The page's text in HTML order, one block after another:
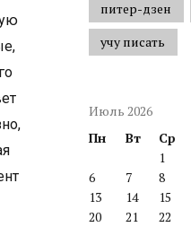
питер-дзен
учу писать
Июль 2026
Пн
Вт Ср
1
6
7 8
13
14 15
20
21 22